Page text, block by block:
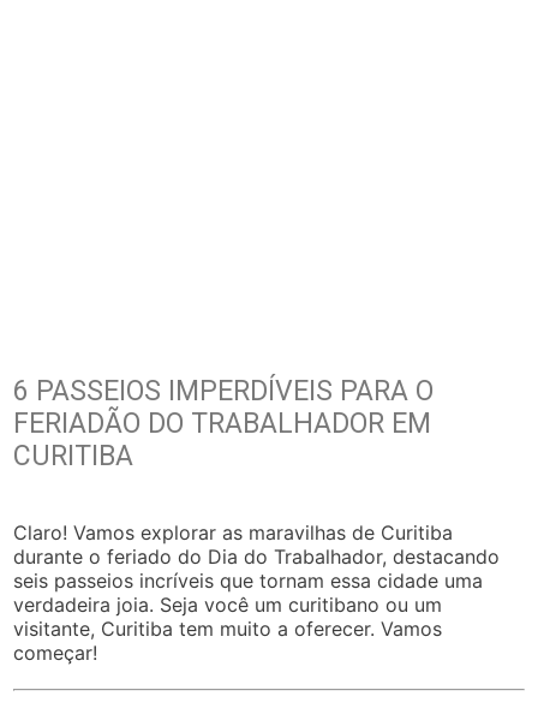
6 PASSEIOS IMPERDÍVEIS PARA O
FERIADÃO DO TRABALHADOR EM
CURITIBA
Claro! Vamos explorar as maravilhas de Curitiba
durante o feriado do Dia do Trabalhador, destacando
seis passeios incríveis que tornam essa cidade uma
verdadeira joia. Seja você um curitibano ou um
visitante, Curitiba tem muito a oferecer. Vamos
começar!